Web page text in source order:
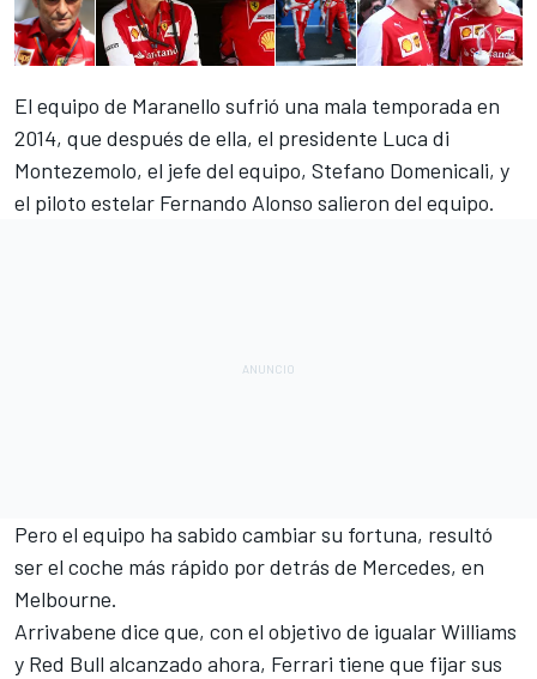
El equipo de Maranello sufrió una mala temporada en
2014, que después de ella, el presidente Luca di
Montezemolo, el jefe del equipo, Stefano Domenicali, y
el piloto estelar Fernando Alonso salieron del equipo.
Pero el equipo ha sabido cambiar su fortuna, resultó
ser el coche más rápido por detrás de Mercedes, en
Melbourne.
Arrivabene dice que, con el objetivo de igualar Williams
y Red Bull alcanzado ahora, Ferrari tiene que fijar sus